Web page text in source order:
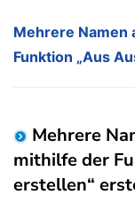
Mehrere Namen
Funktion „Aus
Mehrere
mithilfe der
erstellen“